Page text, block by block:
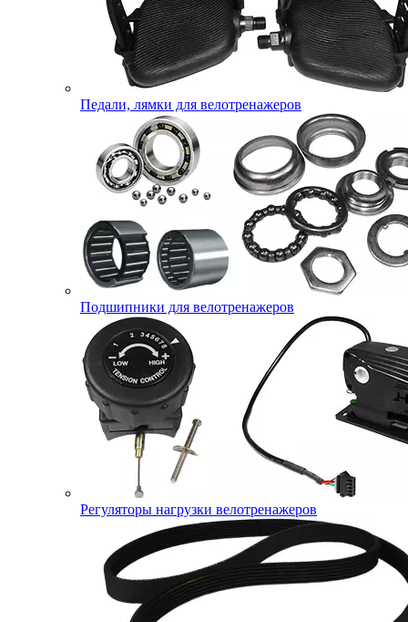
Педали, лямки для велотренажеров
Подшипники для велотренажеров
Регуляторы нагрузки велотренажеров